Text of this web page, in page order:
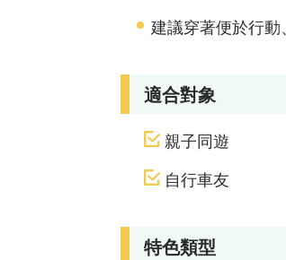
建議穿著便於行動
適合對象
親子同遊
自行車友
特色類型